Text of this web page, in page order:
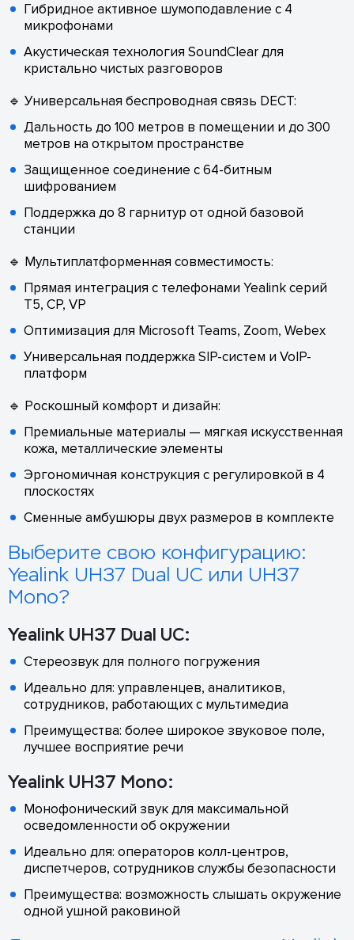
Гибридное активное шумоподавление с 4
микрофонами
Акустическая технология SoundClear для
кристально чистых разговоров
🔹 Универсальная беспроводная связь DECT:
Дальность до 100 метров в помещении и до 300
метров на открытом пространстве
Защищенное соединение с 64-битным
шифрованием
Поддержка до 8 гарнитур от одной базовой
станции
🔹 Мультиплатформенная совместимость:
Прямая интеграция с телефонами Yealink серий
T5, CP, VP
Оптимизация для Microsoft Teams, Zoom, Webex
Универсальная поддержка SIP-систем и VoIP-
платформ
🔹 Роскошный комфорт и дизайн:
Премиальные материалы — мягкая искусственная
кожа, металлические элементы
Эргономичная конструкция с регулировкой в 4
плоскостях
Сменные амбушюры двух размеров в комплекте
Выберите свою конфигурацию:
Yealink UH37 Dual UC или UH37
Mono?
Yealink UH37 Dual UC:
Стереозвук для полного погружения
Идеально для: управленцев, аналитиков,
сотрудников, работающих с мультимедиа
Преимущества: более широкое звуковое поле,
лучшее восприятие речи
Yealink UH37 Mono:
Монофонический звук для максимальной
осведомленности об окружении
Идеально для: операторов колл-центров,
диспетчеров, сотрудников службы безопасности
Преимущества: возможность слышать окружение
одной ушной раковиной